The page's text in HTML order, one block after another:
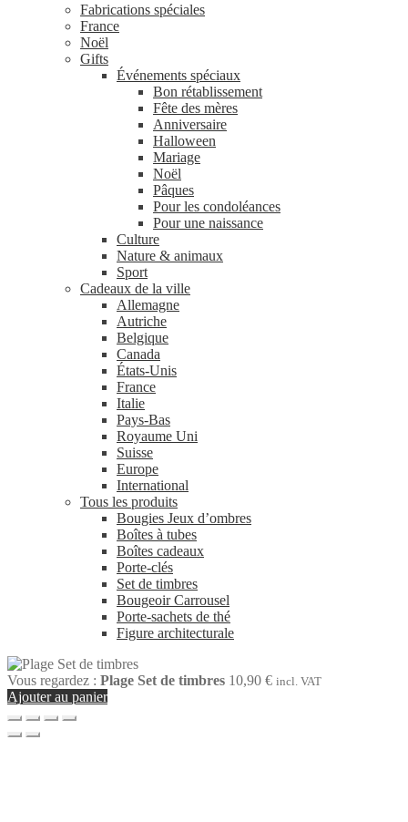
Fabrications spéciales
France
Noël
Gifts
Événements spéciaux
Bon rétablissement
Fête des mères
Anniversaire
Halloween
Mariage
Noël
Pâques
Pour les condoléances
Pour une naissance
Culture
Nature & animaux
Sport
Cadeaux de la ville
Allemagne
Autriche
Belgique
Canada
États-Unis
France
Italie
Pays-Bas
Royaume Uni
Suisse
Europe
International
Tous les produits
Bougies Jeux d’ombres
Boîtes à tubes
Boîtes cadeaux
Porte-clés
Set de timbres
Bougeoir Carrousel
Porte-sachets de thé
Figure architecturale
Vous regardez : Plage Set de timbres 10,90 € incl. VAT
Ajouter au panier